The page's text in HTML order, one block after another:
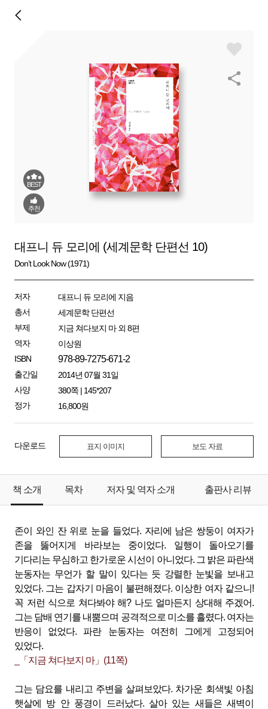
BEST
추천
대프니 듀 모리에 (세계문학 단편선 10)
Don’t Look Now (1971)
저자
대프니 듀 모리에 지음
총서
세계문학 단편선
부제
지금 쳐다보지 마 외 8편
역자
이상원
ISBN
978-89-7275-671-2
출간일
2014년 07월 31일
사양
380쪽 | 145*207
정가
16,800원
다운로드 표지 이미지 보도 자료
책 소개 목차 저자 및 역자 소개 출판사 리뷰
존이 와인 잔 위로 눈을 들었다. 자리에 남은 쌍둥이 여자가
존을 뚫어지게 바라보는 중이었다. 일행이 돌아오기를
기다리는 무심하고 한가로운 시선이 아니었다. 그 밝은 파란색
눈동자는 무언가 할 말이 있다는 듯 강렬한 눈빛을 보내고
있었다. 그는 갑자기 마음이 불편해졌다. 이상한 여자 같으니!
꼭 저런 식으로 쳐다봐야 해? 나도 얼마든지 상대해 주겠어.
그는 담배 연기를 내뿜으며 공격적으로 미소를 흘렸다. 여자는
반응이 없었다. 파란 눈동자는 여전히 그에게 고정되어
있었다.
_「지금 쳐다보지 마」(11쪽)
그는 담요를 내리고 주변을 살펴보았다. 차가운 회색빛 아침
햇살에 방 안 풍경이 드러났다. 살아 있는 새들은 새벽이